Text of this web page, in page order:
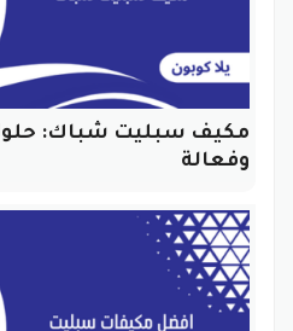
مكيف سبليت شباك: حلول
وفعالة